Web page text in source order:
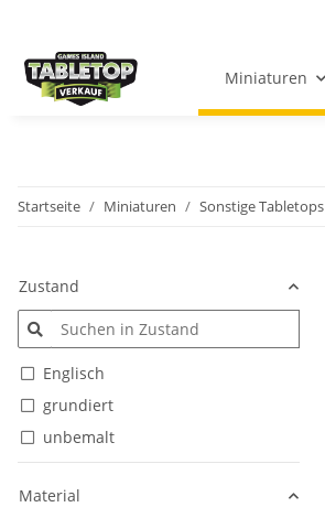
Miniaturen
Startseite Miniaturen Sonstige Tabletops
Zustand
Englisch
grundiert
unbemalt
Material